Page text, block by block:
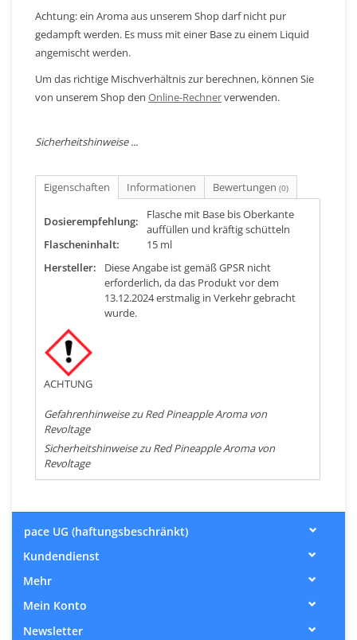
Achtung: ein Aroma aus unserem Shop darf nicht pur
gedampft werden. Es muss mit einer Base zu einem Liquid
angemischt werden.
Um das richtige Mischverhältnis zur berechnen, können Sie
von unserem Shop den Online-Rechnerverwenden.
Sicherheitshinweise ...
Eigenschaften Informationen Bewertungen (0)
Dosierempfehlung:
Flasche mit Base bis Oberkante
auffüllen und kräftig schütteln
Flascheninhalt:
15 ml
Hersteller:
Diese Angabe ist gemäß GPSR nicht
erforderlich, da das Produkt vor dem
13.12.2024 erstmalig in Verkehr gebracht
wurde.
ACHTUNG
Gefahrenhinweise zu Red Pineapple Aroma von
Revoltage
Sicherheitshinweise zu Red Pineapple Aroma von
Revoltage
pace UG (haftungsbeschränkt)
Kundendienst
Mehr
Mein Konto
Newsletter